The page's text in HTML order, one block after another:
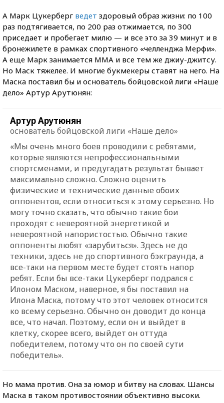
А Марк Цукерберг ведет здоровый образ жизни: по 100
раз подтягивается, по 200 раз отжимается, по 300
приседает и пробегает милю — и все это за 39 минут и в
бронежилете в рамках спортивного «челленджа Мерфи».
А еще Марк занимается ММА и все тем же джиу-джитсу.
Но Маск тяжелее. И многие букмекеры ставят на него. На
Маска поставил бы и основатель бойцовской лиги «Наше
дело» Артур Арутюнян:
Артур Арутюнян
основатель бойцовской лиги «Наше дело»
«Мы очень много боев проводили с ребятами,
которые являются непрофессиональными
спортсменами, и предугадать результат бывает
максимально сложно. Сложно оценить
физические и технические данные обоих
оппонентов, если относиться к этому серьезно. Но
могу точно сказать, что обычно такие бои
проходят с невероятной энергетикой и
невероятной напористостью. Обычно такие
оппоненты любят «зарубиться». Здесь не до
техники, здесь не до спортивного бэкграунда, а
все-таки на первом месте будет стоять напор
ребят. Если бы все-таки Цукерберг подрался с
Илоном Маском, наверное, я бы поставил на
Илона Маска, потому что этот человек относится
ко всему серьезно. Обычно он доводит до конца
все, что начал. Поэтому, если он и выйдет в
клетку, скорее всего, выйдет он оттуда
победителем, потому что он по своей сути
победитель».
Но мама против. Она за юмор и битву на словах. Шансы
Маска в таком противостоянии объективно высоки.